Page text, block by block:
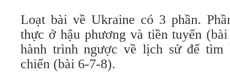
Loạt bài về Ukraine có 3 phần.
thực ở hậu phương và tiền tuyến
hành trình ngược về lịch sử để tìm
chiến (bài 6-7-8).